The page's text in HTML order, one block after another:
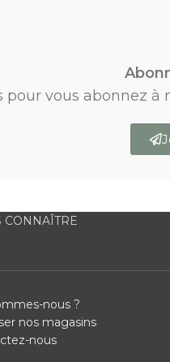
pour vous abonnez
CONNAÎTRE
nous ?
nos magasins
nous